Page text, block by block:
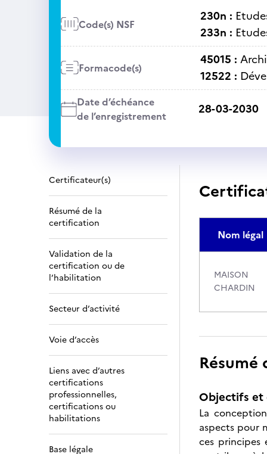
Code(s) NSF
230n :
233n :
Formacode(s)
45015 :
12522 :
Date d’échéance
de l’enregistrement
28-03-2030
Certificateur(s)
Résumé de la
certification
Validation de la
certification ou de
l’habilitation
Secteur d’activité
Voie d’accès
Liens avec d’autres
certifications
professionnelles,
certifications ou
habilitations
Base légale
Nom légal
MAISON
CHARDIN
Objectifs
La
aspects pour
ces